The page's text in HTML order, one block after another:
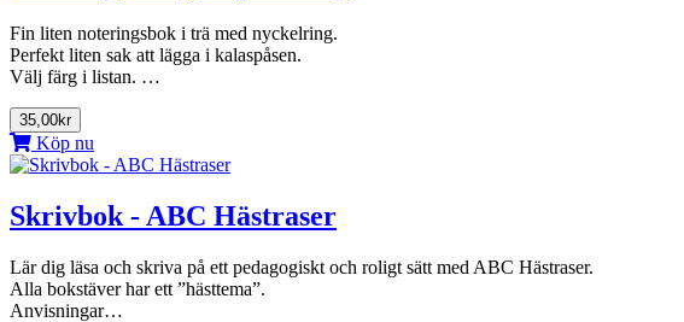
Fin liten noteringsbok i trä med nyckelring.
Perfekt liten sak att lägga i kalaspåsen.
Välj färg i listan. …
35,00kr
Köp nu
Skrivbok - ABC Hästraser
Lär dig läsa och skriva på ett pedagogiskt och roligt sätt med ABC Hästraser.
Alla bokstäver har ett ”hästtema”.
Anvisningar…